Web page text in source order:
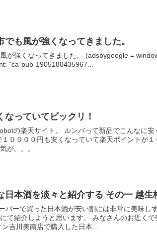
でも風が強くなってきました。
が強くなってきました。 (adsbygoogle =
"ca-pub-1905180435967...
なっていてビックリ！
の楽天サイト。 ルンバって新品でこんなに
１００００円も安くなっていて楽天ポイントが
が。。。
日本酒を淡々と紹介する その一 越生
パーで買った日本酒が安い割には非常に美味し
て紹介しようと思います。 みなさんのお近く
吉川美南店で購入した日本...